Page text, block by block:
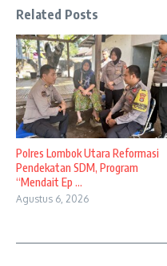
Related Posts
Polres Lombok Utara Reformasi
Pendekatan SDM, Program
“Mendait Ep ...
Agustus 6, 2026